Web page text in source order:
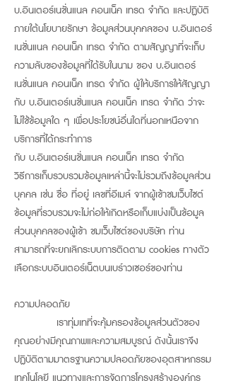
บ.อินเตอร์เนชั่นแนล คอนเน็ค เทรด จำกัด และปฏิบัติ
ภายใต้นโยบายรักษา ข้อมูลส่วนบุคคลของ บ.อินเตอร์
เนชั่นแนล คอนเน็ค เทรด จำกัด ตามสัญญาที่จะเก็บ
ความลับของข้อมูลที่ได้รับในนาม ของ บ.อินเตอร์
เนชั่นแนล คอนเน็ค เทรด จำกัด ผู้ให้บริการให้สัญญา
กับ บ.อินเตอร์เนชั่นแนล คอนเน็ค เทรด จำกัด ว่าจะ
ไม่ใช้ข้อมูลใด ๆ เพื่อประโยชน์อื่นใดที่นอกเหนือจาก
บริการที่ได้กระทำการ
กับ บ.อินเตอร์เนชั่นแนล คอนเน็ค เทรด จำกัด
วิธีการเก็บรวบรวมข้อมูลเหล่านี้จะไม่รวมถึงข้อมูลส่วน
บุคคล เช่น ชื่อ ที่อยู่ เลขที่อีเมล์ จากผู้เข้าชมเว็บไซต์
ข้อมูลที่รวบรวมจะไม่ก่อให้เกิดหรือเก็บแบ่งเป็นข้อมูล
ส่วนบุคคลของผู้เข้า ชมเว็บไซต์ของบริษัท ท่าน
สามารถที่จะยกเลิกระบบการติดตาม cookies ทางตัว
เลือกระบบอินเตอร์เน็ตบนเบร์าวเซอร์ของท่าน
ความปลอดภัย
เราทุ่มเทที่จะคุ้มครองข้อมูลส่วนตัวของ
คุณอย่างมีคุณภาพและความสมบูรณ์ ดังนั้นเราจึง
ปฏิบัติตามมาตรฐานความปลอดภัยของอุตสาหกรรม
เทคโนโลยี แนวทางและการจัดการโครงสร้างองค์กร